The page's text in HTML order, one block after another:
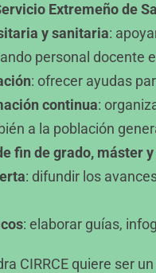
Extremeño de
y sanitaria:
personal docente
: ofrecer ayudas
continua:
a la población
fin de grado, máster
: difundir los
: elaborar guías,
CIRRCE quiere ser un